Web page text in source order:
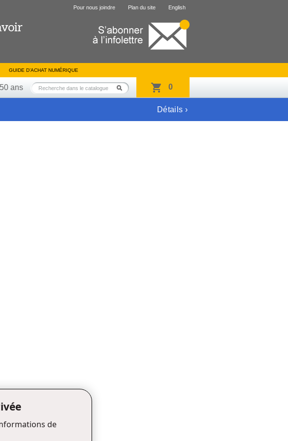
Pour nous joindre Plan du site English
GUIDE D’ACHAT NUMÉRIQUE
50 ans 0
Détails ›
de